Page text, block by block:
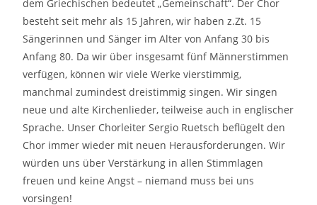
dem Griechischen bedeutet „Gemeinschaft“. Der Chor
besteht seit mehr als 15 Jahren, wir haben z.Zt. 15
Sängerinnen und Sänger im Alter von Anfang 30 bis
Anfang 80. Da wir über insgesamt fünf Männerstimmen
verfügen, können wir viele Werke vierstimmig,
manchmal zumindest dreistimmig singen. Wir singen
neue und alte Kirchenlieder, teilweise auch in englischer
Sprache. Unser Chorleiter Sergio Ruetsch beflügelt den
Chor immer wieder mit neuen Herausforderungen. Wir
würden uns über Verstärkung in allen Stimmlagen
freuen und keine Angst – niemand muss bei uns
vorsingen!